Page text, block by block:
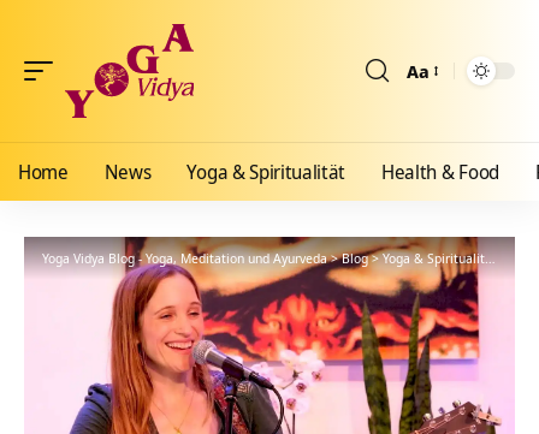
Aa
Home News Yoga & Spiritualität Health & Food
Yoga Vidya Blog - Yoga, Meditation und Ayurveda>Blog>Yoga & Spiritualität >